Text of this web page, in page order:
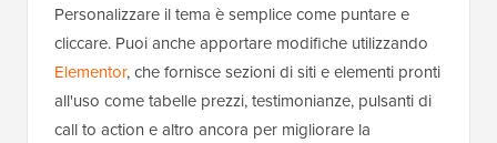
Personalizzare il tema è semplice come puntare e
cliccare. Puoi anche apportare modifiche utilizzando
Elementor, che fornisce sezioni di siti e elementi pronti
all'uso come tabelle prezzi, testimonianze, pulsanti di
call to action e altro ancora per migliorare la